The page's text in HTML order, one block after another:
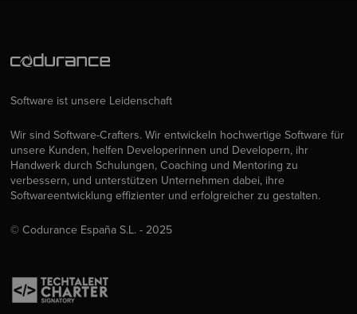
Software ist unsere Leidenschaft
Wir sind Software-Crafters. Wir entwickeln hochwertige Software für
unsere Kunden, helfen Developerinnen und Developern, ihr
Handwerk durch Schulungen, Coaching und Mentoring zu
verbessern, und unterstützen Unternehmen dabei, ihre
Softwareentwicklung effizienter und erfolgreicher zu gestalten.
© Codurance España S.L. - 2025